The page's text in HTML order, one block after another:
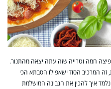
פיצה חמה וטרייה שזה עתה יצאה מהתנור.
המרכיב הסודי שאפילו הסבתא הכי
איך להכין את הגבינה המושלמת